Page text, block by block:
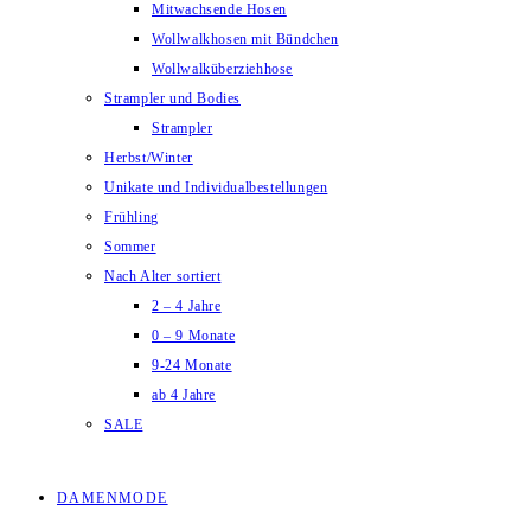
Mitwachsende Hosen
Wollwalkhosen mit Bündchen
Wollwalküberziehhose
Strampler und Bodies
Strampler
Herbst/Winter
Unikate und Individualbestellungen
Frühling
Sommer
Nach Alter sortiert
2 – 4 Jahre
0 – 9 Monate
9-24 Monate
ab 4 Jahre
SALE
DAMENMODE